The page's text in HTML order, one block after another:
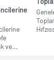
ve...